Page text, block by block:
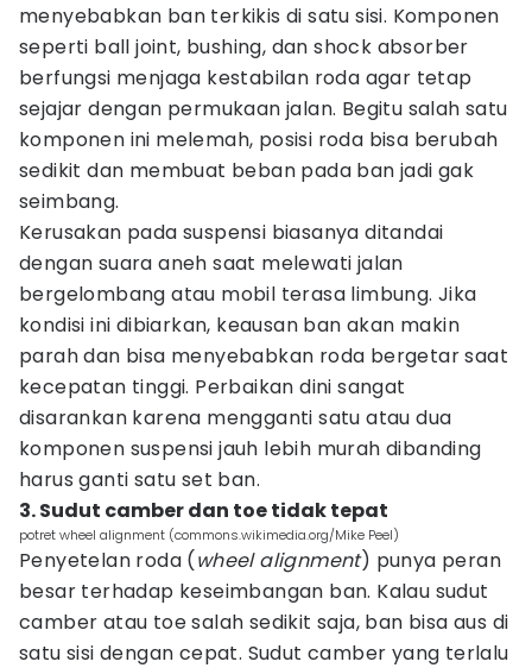
menyebabkan ban terkikis di satu sisi. Komponen
seperti ball joint, bushing, dan shock absorber
berfungsi menjaga kestabilan roda agar tetap
sejajar dengan permukaan jalan. Begitu salah satu
komponen ini melemah, posisi roda bisa berubah
sedikit dan membuat beban pada ban jadi gak
seimbang.
Kerusakan pada suspensi biasanya ditandai
dengan suara aneh saat melewati jalan
bergelombang atau mobil terasa limbung. Jika
kondisi ini dibiarkan, keausan ban akan makin
parah dan bisa menyebabkan roda bergetar saat
kecepatan tinggi. Perbaikan dini sangat
disarankan karena mengganti satu atau dua
komponen suspensi jauh lebih murah dibanding
harus ganti satu set ban.
3. Sudut camber dan toe tidak tepat
potret wheel alignment (commons.wikimedia.org/Mike Peel)
Penyetelan roda (wheel alignment) punya peran
besar terhadap keseimbangan ban. Kalau sudut
camber atau toe salah sedikit saja, ban bisa aus di
satu sisi dengan cepat. Sudut camber yang terlalu